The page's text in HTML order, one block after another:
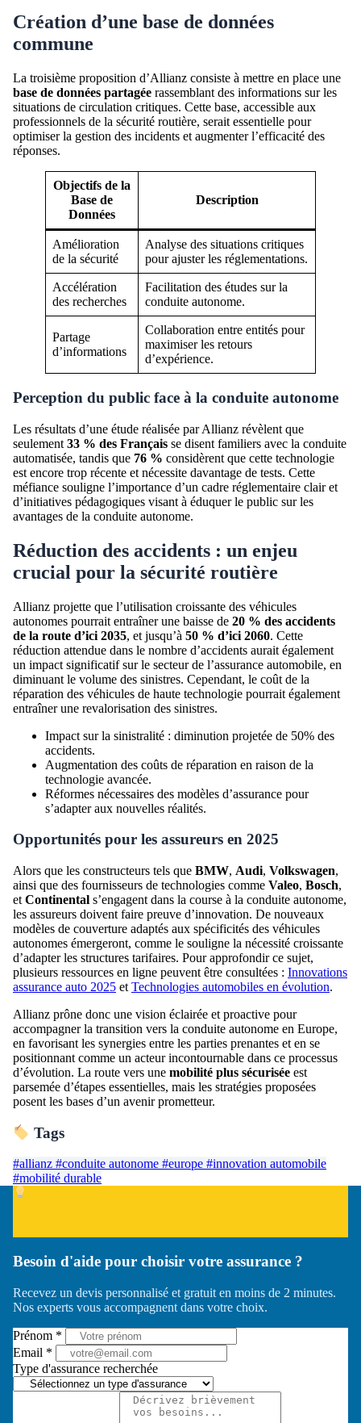
Création d’une base de données
commune
La troisième proposition d’Allianz consiste à mettre en place une
base de données partagée rassemblant des informations sur les
situations de circulation critiques. Cette base, accessible aux
professionnels de la sécurité routière, serait essentielle pour
optimiser la gestion des incidents et augmenter l’efficacité des
réponses.
Objectifs de la
Base de
Données
Description
Amélioration
de la sécurité
Analyse des situations critiques
pour ajuster les réglementations.
Accélération
des recherches
Facilitation des études sur la
conduite autonome.
Partage
d’informations
Collaboration entre entités pour
maximiser les retours
d’expérience.
Perception du public face à la conduite autonome
Les résultats d’une étude réalisée par Allianz révèlent que
seulement 33 % des Français se disent familiers avec la conduite
automatisée, tandis que 76 % considèrent que cette technologie
est encore trop récente et nécessite davantage de tests. Cette
méfiance souligne l’importance d’un cadre réglementaire clair et
d’initiatives pédagogiques visant à éduquer le public sur les
avantages de la conduite autonome.
Réduction des accidents : un enjeu
crucial pour la sécurité routière
Allianz projette que l’utilisation croissante des véhicules
autonomes pourrait entraîner une baisse de 20 % des accidents
de la route d’ici 2035, et jusqu’à 50 % d’ici 2060. Cette
réduction attendue dans le nombre d’accidents aurait également
un impact significatif sur le secteur de l’assurance automobile, en
diminuant le volume des sinistres. Cependant, le coût de la
réparation des véhicules de haute technologie pourrait également
entraîner une revalorisation des sinistres.
Impact sur la sinistralité : diminution projetée de 50% des
accidents.
Augmentation des coûts de réparation en raison de la
technologie avancée.
Réformes nécessaires des modèles d’assurance pour
s’adapter aux nouvelles réalités.
Opportunités pour les assureurs en 2025
Alors que les constructeurs tels que BMW, Audi, Volkswagen,
ainsi que des fournisseurs de technologies comme Valeo, Bosch,
et Continental s’engagent dans la course à la conduite autonome,
les assureurs doivent faire preuve d’innovation. De nouveaux
modèles de couverture adaptés aux spécificités des véhicules
autonomes émergeront, comme le souligne la nécessité croissante
d’adapter les structures tarifaires. Pour approfondir ce sujet,
plusieurs ressources en ligne peuvent être consultées : Innovations
assurance auto 2025 et Technologies automobiles en évolution.
Allianz prône donc une vision éclairée et proactive pour
accompagner la transition vers la conduite autonome en Europe,
en favorisant les synergies entre les parties prenantes et en se
positionnant comme un acteur incontournable dans ce processus
d’évolution. La route vers une mobilité plus sécurisée est
parsemée d’étapes essentielles, mais les stratégies proposées
posent les bases d’un avenir prometteur.
Tags
#allianz #conduite autonome #europe #innovation automobile
#mobilité durable
Besoin d'aide pour choisir votre assurance ?
Recevez un devis personnalisé et gratuit en moins de 2 minutes.
Nos experts vous accompagnent dans votre choix.
Prénom *
Email *
Type d'assurance recherchée